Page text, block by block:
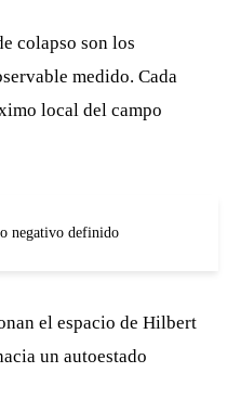
colapso son los
medido. Cada
local del campo
negativo definido
el espacio de Hilbert
un autoestado